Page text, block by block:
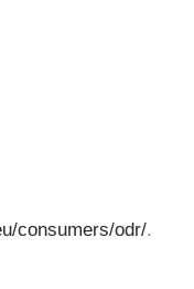
consumers/odr/.